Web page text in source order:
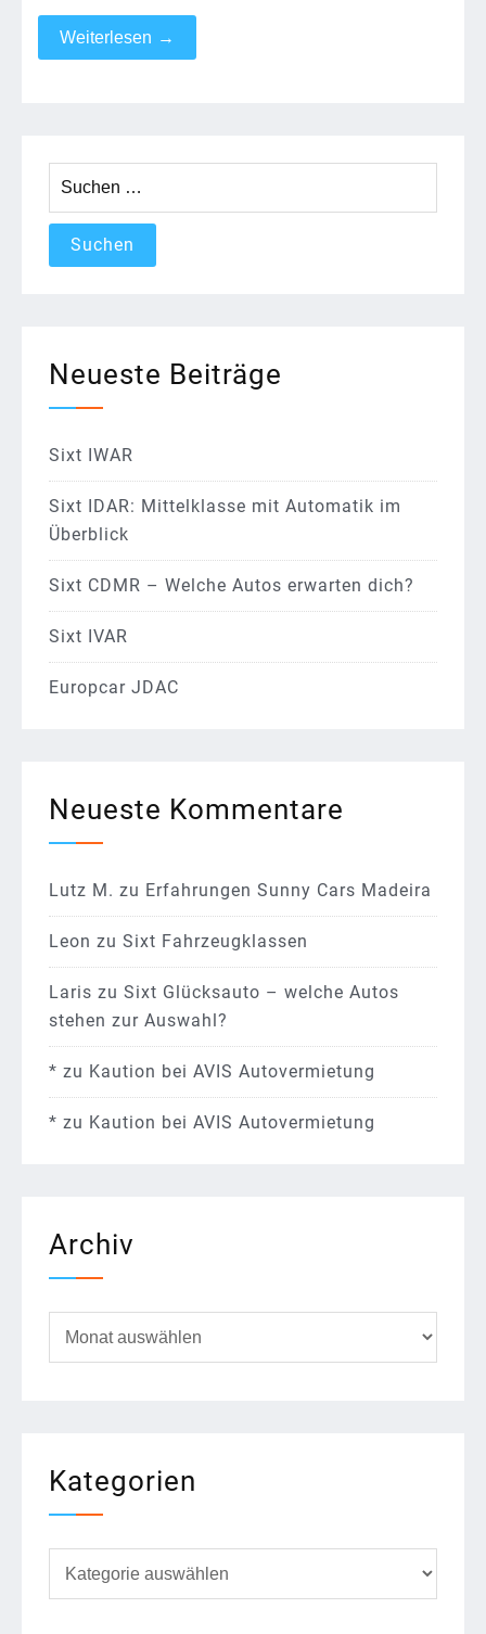
Weiterlesen →
Neueste Beiträge
Sixt IWAR
Sixt IDAR: Mittelklasse mit Automatik im
Überblick
Sixt CDMR – Welche Autos erwarten dich?
Sixt IVAR
Europcar JDAC
Neueste Kommentare
Lutz M. zu Erfahrungen Sunny Cars Madeira
Leon zu Sixt Fahrzeugklassen
Laris zu Sixt Glücksauto – welche Autos
stehen zur Auswahl?
* zu Kaution bei AVIS Autovermietung
* zu Kaution bei AVIS Autovermietung
Archiv
Kategorien